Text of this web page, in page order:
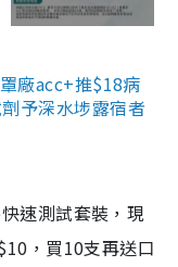
廠acc+推$18病
予深水埗露宿者
速測試套裝，現
，買10支再送口